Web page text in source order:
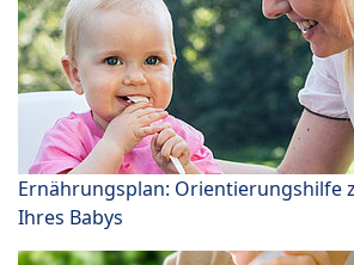
Ernährungsplan: Orientierungshilfe
Ihres Babys